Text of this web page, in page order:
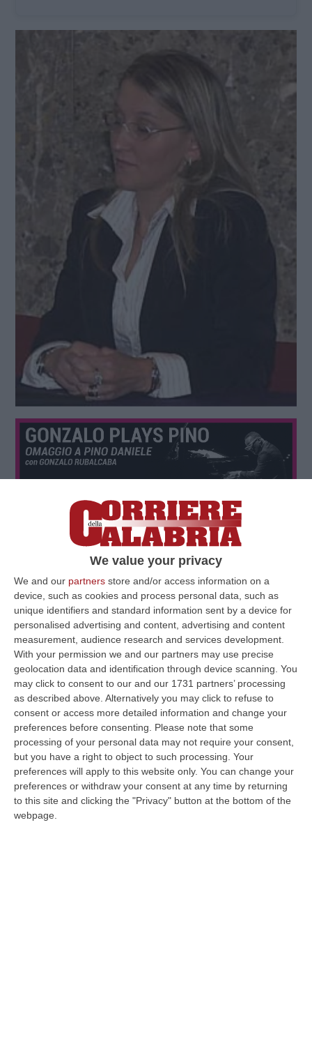
We value your privacy
We and our partners store and/or access information on a
device, such as cookies and process personal data, such as
unique identifiers and standard information sent by a device for
personalised advertising and content, advertising and content
measurement, audience research and services development.
With your permission we and our partners may use precise
geolocation data and identification through device scanning. You
may click to consent to our and our 1731 partners’ processing
as described above. Alternatively you may click to refuse to
consent or access more detailed information and change your
preferences before consenting.
Please note that some
processing of your personal data may not require your consent,
but you have a right to object to such processing. Your
preferences will apply to this website only. You can change your
preferences or withdraw your consent at any time by returning
to this site and clicking the "Privacy" button at the bottom of the
webpage.